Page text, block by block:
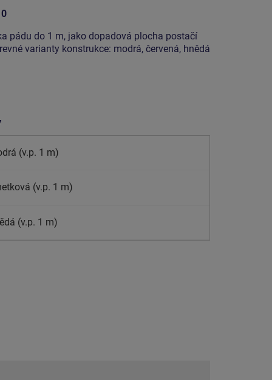
pádu do 1 m, jako dopadová plocha postačí
varianty konstrukce: modrá, červená, hnědá
(v.p. 1 m)
(v.p. 1 m)
(v.p. 1 m)